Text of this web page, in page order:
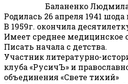
Баланенко
Родилась 26 апреля 1941 шода
В 1959г. окончила
Имеет среднее медицинское
Писать начала с детства.
Участник литературно-
клуба «РусичЪ» и
объединения «Свете тихий»